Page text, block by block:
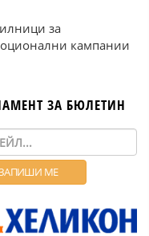
за
кампании
ЗА БЮЛЕТИН